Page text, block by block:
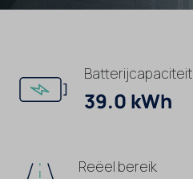
Batterijcapaciteit
39.0 kWh
Reëel bereik